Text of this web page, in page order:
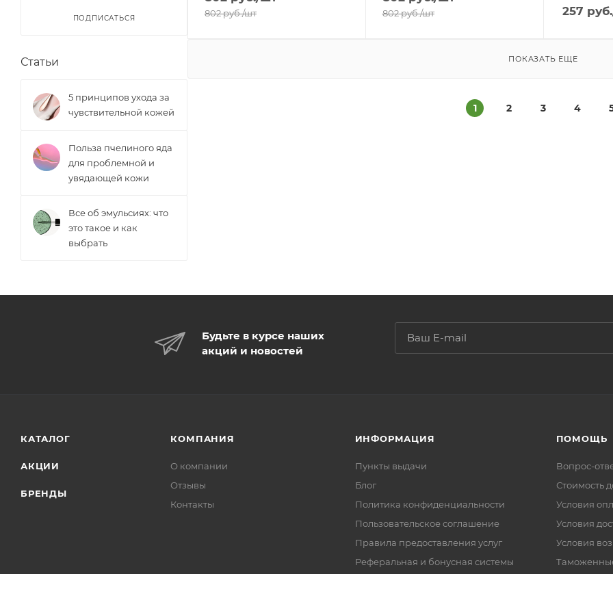
802руб./шт 802руб./шт 257 руб.
ПОКАЗАТЬ ЕЩЕ
1 2 3 4
ПОДПИСАТЬСЯ
Статьи
5 принципов ухода за
чувствительной кожей
Польза пчелиного яда
для проблемной и
увядающей кожи
Все об эмульсиях: что
это такое и как
выбрать
Будьте в курсе наших
акций и новостей
КАТАЛОГ
АКЦИИ
БРЕНДЫ
КОМПАНИЯ
О компании
Отзывы
Контакты
ИНФОРМАЦИЯ
Пункты выдачи
Блог
Политика конфиденциальности
Пользовательское соглашение
Правила предоставления услуг
Реферальная и бонусная системы
ПОМОЩЬ
Вопрос-
Стоимость
Условия
Условия
Условия